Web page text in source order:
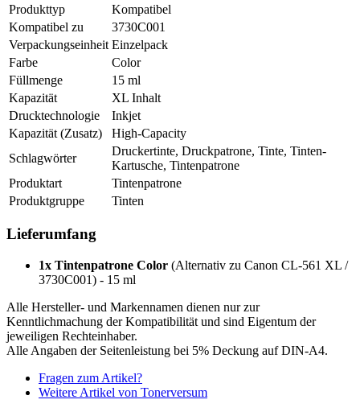
Produkttyp
Kompatibel
Kompatibel zu
3730C001
Verpackungseinheit Einzelpack
Farbe
Color
Füllmenge
15 ml
Kapazität
XL Inhalt
Drucktechnologie
Inkjet
Kapazität (Zusatz)
High-Capacity
Schlagwörter
Druckertinte, Druckpatrone, Tinte, Tinten-
Kartusche, Tintenpatrone
Produktart
Tintenpatrone
Produktgruppe
Tinten
Lieferumfang
1x Tintenpatrone Color (Alternativ zu Canon CL-561 XL /
3730C001) - 15 ml
Alle Hersteller- und Markennamen dienen nur zur
Kenntlichmachung der Kompatibilität und sind Eigentum der
jeweiligen Rechteinhaber.
Alle Angaben der Seitenleistung bei 5% Deckung auf DIN-A4.
Fragen zum Artikel?
Weitere Artikel von Tonerversum